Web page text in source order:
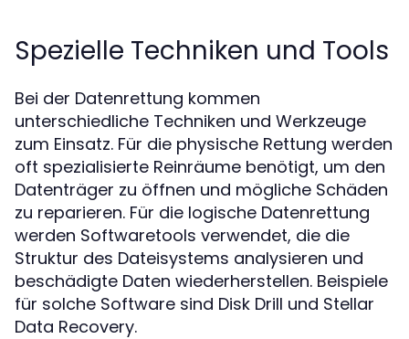
Spezielle Techniken und Tools
Bei der Datenrettung kommen
unterschiedliche Techniken und Werkzeuge
zum Einsatz. Für die physische Rettung werden
oft spezialisierte Reinräume benötigt, um den
Datenträger zu öffnen und mögliche Schäden
zu reparieren. Für die logische Datenrettung
werden Softwaretools verwendet, die die
Struktur des Dateisystems analysieren und
beschädigte Daten wiederherstellen. Beispiele
für solche Software sind Disk Drill und Stellar
Data Recovery.